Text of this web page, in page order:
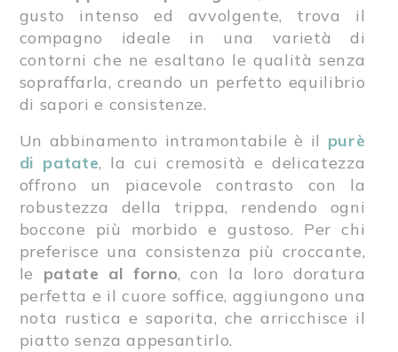
gusto intenso ed avvolgente, trova il
compagno ideale in una varietà di
contorni che ne esaltano le qualità senza
sopraffarla, creando un perfetto equilibrio
di sapori e consistenze.
Un abbinamento intramontabile è il purè
di patate, la cui cremosità e delicatezza
offrono un piacevole contrasto con la
robustezza della trippa, rendendo ogni
boccone più morbido e gustoso. Per chi
preferisce una consistenza più croccante,
le patate al forno, con la loro doratura
perfetta e il cuore soffice, aggiungono una
nota rustica e saporita, che arricchisce il
piatto senza appesantirlo.